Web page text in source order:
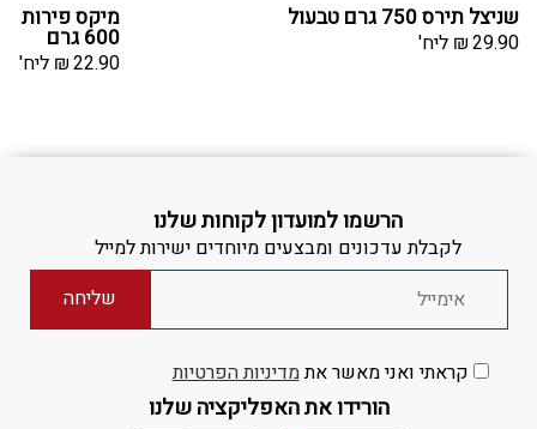
שניצל תירס 750 גרם טבעול
₪29.90 ליח'
מיקס פירות
600 גרם
₪22.90 ליח'
הרשמו למועדון לקוחות שלנו
לקבלת עדכונים ומבצעים מיוחדים ישירות למייל
קראתי ואני מאשר אתמדיניות הפרטיות
הורידו את האפליקציה שלנו